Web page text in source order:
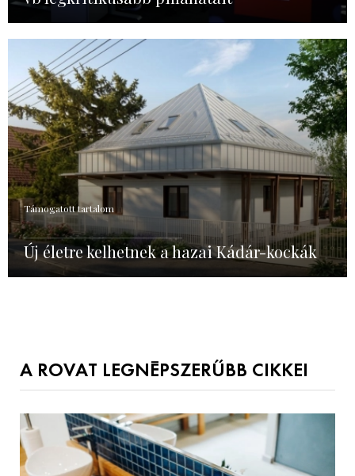
Támogatott tartalom
Új életre kelhetnek a hazai Kádár-kockák
A ROVAT LEGNÉPSZERŰBB CIKKEI